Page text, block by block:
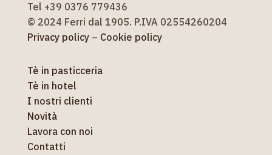
Tel +39 0376 779436
© 2024 Ferri dal 1905. P.IVA 02554260204
Privacy policy– Cookie policy
Tè in pasticceria
Tè in hotel
I nostri clienti
Novità
Lavora con noi
Contatti